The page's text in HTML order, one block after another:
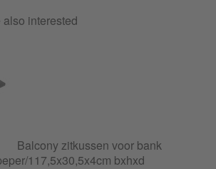
interested
Balcony zitkussen voor bank
117,5x30,5x4cm bxhxd